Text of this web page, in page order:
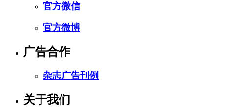
官方微信
官方微博
广告合作
杂志广告刊例
关于我们